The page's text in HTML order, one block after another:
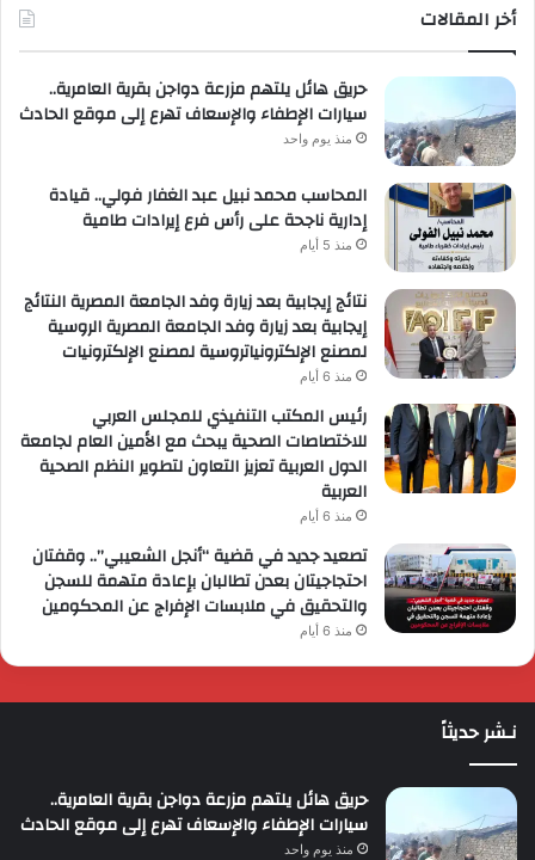
أخر المقالات
حريق هائل يلتهم مزرعة دواجن بقرية العامرية..
سيارات الإطفاء والإسعاف تهرع إلى موقع الحادث
منذ يوم واحد
المحاسب محمد نبيل عبد الغفار فولي.. قيادة
إدارية ناجحة على رأس فرع إيرادات طامية
منذ 5 أيام
نتائج إيجابية بعد زيارة وفد الجامعة المصرية النتائج
إيجابية بعد زيارة وفد الجامعة المصرية الروسية
لمصنع الإلكترونياتروسية لمصنع الإلكترونيات
منذ 6 أيام
رئيس المكتب التنفيذي للمجلس العربي
للاختصاصات الصحية يبحث مع الأمين العام لجامعة
الدول العربية تعزيز التعاون لتطوير النظم الصحية
العربية
منذ 6 أيام
تصعيد جديد في قضية “أنجل الشعيبي”.. وقفتان
احتجاجيتان بعدن تطالبان بإعادة متهمة للسجن
والتحقيق في ملابسات الإفراج عن المحكومين
منذ 6 أيام
نـشر حديثاً
حريق هائل يلتهم مزرعة دواجن بقرية العامرية..
سيارات الإطفاء والإسعاف تهرع إلى موقع الحادث
منذ يوم واحد